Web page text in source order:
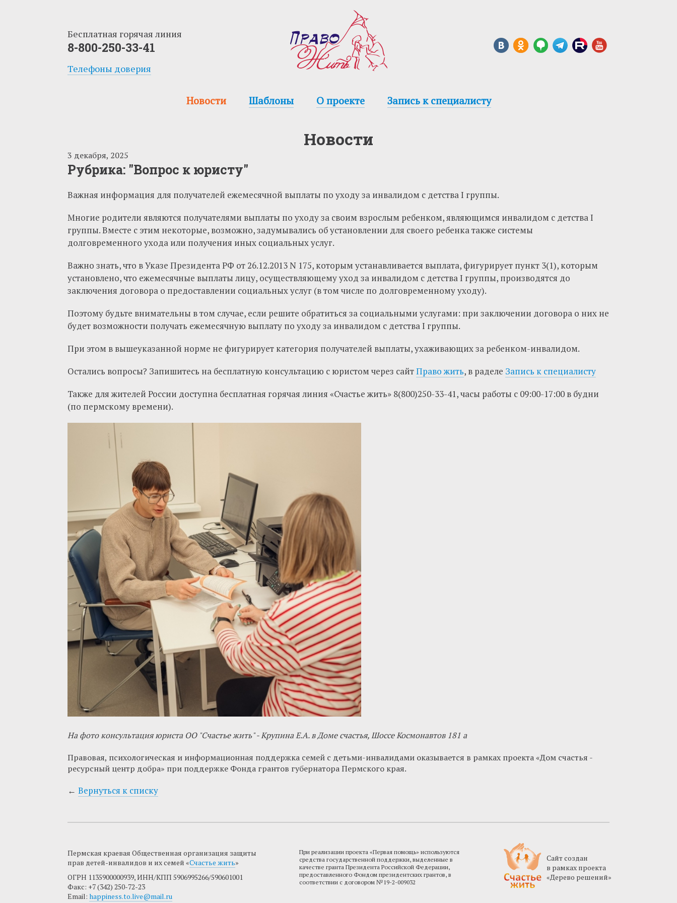
Бесплатная горячая линия
8-800-250-33-41
Телефоны доверия
Новости Шаблоны О проекте Запись к специалисту
Новости
3 декабря, 2025
Рубрика: "Вопрос к юристу"
Важная информация для получателей ежемесячной выплаты по уходу за инвалидом с детства I группы.
Многие родители являются получателями выплаты по уходу за своим взрослым ребенком, являющимся инвалидом с детства I
группы. Вместе с этим некоторые, возможно, задумывались об установлении для своего ребенка также системы
долговременного ухода или получения иных социальных услуг.
Важно знать, что в Указе Президента РФ от 26.12.2013 N 175, которым устанавливается выплата, фигурирует пункт 3(1), которым
установлено, что ежемесячные выплаты лицу, осуществляющему уход за инвалидом с детства I группы, производятся до
заключения договора о предоставлении социальных услуг (в том числе по долговременному уходу).
Поэтому будьте внимательны в том случае, если решите обратиться за социальными услугами: при заключении договора о них не
будет возможности получать ежемесячную выплату по уходу за инвалидом с детства I группы.
При этом в вышеуказанной норме не фигурирует категория получателей выплаты, ухаживающих за ребенком-инвалидом.
Остались вопросы? Запишитесь на бесплатную консультацию с юристом через сайтПраво жить, в раделе Запись к специалисту
Также для жителей России доступна бесплатная горячая линия «Счастье жить» 8(800)250-33-41, часы работы с 09:00-17:00 в будни
(по пермскому времени).
На фото консультация юриста ОО "Счастье жить" - Крупина Е.А. в Доме счастья, Шоссе Космонавтов 181 а
Правовая, психологическая и информационная поддержка семей с детьми-инвалидами оказывается в рамках проекта «Дом счастья -
ресурсный центр добра» при поддержке Фонда грантов губернатора Пермского края.
←Вернуться к списку
Пермская краевая Общественная организация защиты
прав детей-инвалидов и их семей «Счастье жить»
ОГРН 1135900000939, ИНН/КПП 5906995266/590601001
Факс: +7 (342) 250-72-23
Email:happiness.to.live@mail.ru
При реализации проекта «Первая помощь» используются
средства государственной поддержки, выделенные в
качестве гранта Президента Российской Федерации,
предоставленного Фондом президентских грантов, в
соответствии с договором №19-2-009032
Cайт создан
в рамках проекта
«Дерево решений»